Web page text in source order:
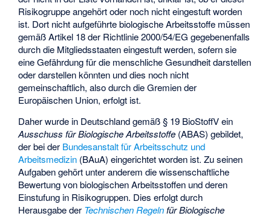
Risikogruppe angehört oder noch nicht eingestuft worden
ist. Dort nicht aufgeführte biologische Arbeitsstoffe müssen
gemäß Artikel 18 der Richtlinie 2000/54/EG gegebenenfalls
durch die Mitgliedsstaaten eingestuft werden, sofern sie
eine Gefährdung für die menschliche Gesundheit darstellen
oder darstellen könnten und dies noch nicht
gemeinschaftlich, also durch die Gremien der
Europäischen Union, erfolgt ist.
Daher wurde in Deutschland gemäß § 19 BioStoffV ein
Ausschuss für Biologische Arbeitsstoffe (ABAS) gebildet,
der bei der Bundesanstalt für Arbeitsschutz und
Arbeitsmedizin (BAuA) eingerichtet worden ist. Zu seinen
Aufgaben gehört unter anderem die wissenschaftliche
Bewertung von biologischen Arbeitsstoffen und deren
Einstufung in Risikogruppen. Dies erfolgt durch
Herausgabe der Technischen Regelnfür Biologische